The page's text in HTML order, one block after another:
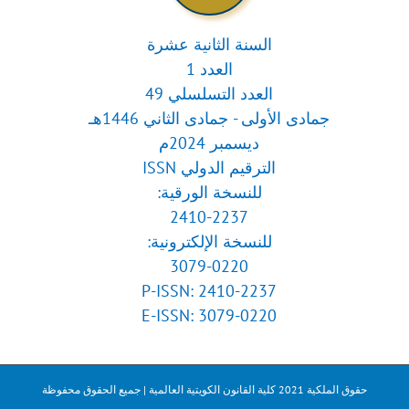
السنة الثانية عشرة
العدد 1
العدد التسلسلي 49
جمادى الأولى - جمادى الثاني 1446هـ
ديسمبر 2024م
الترقيم الدولي ISSN
للنسخة الورقية:
2410-2237
للنسخة الإلكترونية:
3079-0220
P-ISSN: 2410-2237
E-ISSN: 3079-0220
حقوق الملكية 2021 كلية القانون الكويتية العالمية | جميع الحقوق محفوظة